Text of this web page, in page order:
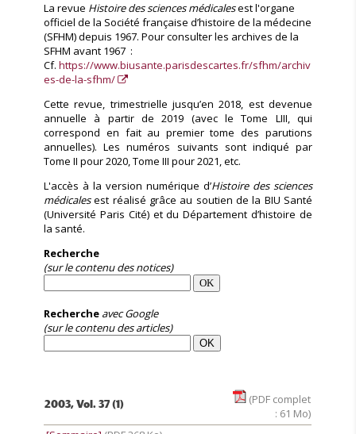
La revue Histoire des sciences médicalesest l'organe
officiel de la Société française d’histoire de la médecine
(SFHM) depuis 1967. Pour consulter les archives de la
SFHM avant 1967 :
Cf.https://www.biusante.parisdescartes.fr/sfhm/archiv
es-de-la-sfhm/
Cette revue, trimestrielle jusqu’en 2018, est devenue
annuelle à partir de 2019 (avec le Tome LIII, qui
correspond en fait au premier tome des parutions
annuelles). Les numéros suivants sont indiqué par
Tome II pour 2020, Tome III pour 2021, etc.
L'accès à la version numérique d’Histoire des sciences
médicalesest réalisé grâce au soutien de la BIU Santé
(Université Paris Cité) et du Département d’histoire de
la santé.
Recherche
(sur le contenu des notices)
Recherche avec Google
(sur le contenu des articles)
2003, Vol. 37 (1)
(PDF complet
: 61 Mo)